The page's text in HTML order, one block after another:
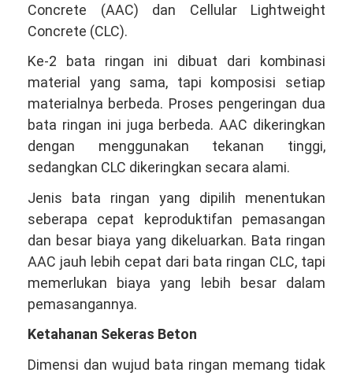
Concrete (AAC) dan Cellular Lightweight
Concrete (CLC).
Ke-2 bata ringan ini dibuat dari kombinasi
material yang sama, tapi komposisi setiap
materialnya berbeda. Proses pengeringan dua
bata ringan ini juga berbeda. AAC dikeringkan
dengan menggunakan tekanan tinggi,
sedangkan CLC dikeringkan secara alami.
Jenis bata ringan yang dipilih menentukan
seberapa cepat keproduktifan pemasangan
dan besar biaya yang dikeluarkan. Bata ringan
AAC jauh lebih cepat dari bata ringan CLC, tapi
memerlukan biaya yang lebih besar dalam
pemasangannya.
Ketahanan Sekeras Beton
Dimensi dan wujud bata ringan memang tidak